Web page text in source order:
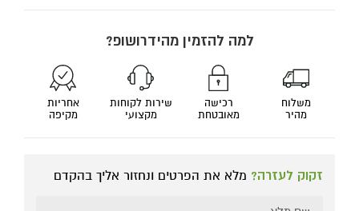
למה להזמין מהידרושופ?
משלוח
מהיר
רכישה
מאובטחת
שירות לקוחות
מקצועי
אחריות
מקיפה
זקוק לעזרה? מלא את הפרטים ונחזור אליך בהקדם